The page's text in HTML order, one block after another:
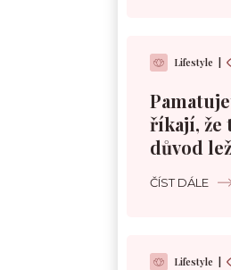
Lifestyle
říkají, že
důvod
ČÍST DÁLE
Lifestyle